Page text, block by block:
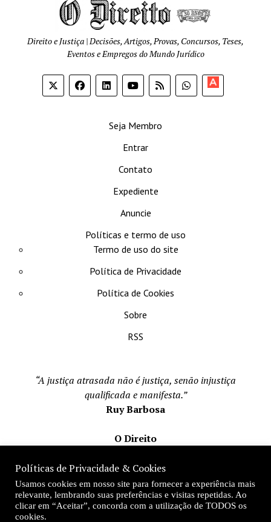
Direito e Justiça | Decisões, Artigos, Provas, Concursos, Teses,
Eventos e Empregos do Mundo Jurídico
Seja Membro
Entrar
Contato
Expediente
Anuncie
Políticas e termo de uso
Termo de uso do site
Política de Privacidade
Política de Cookies
Sobre
RSS
“A justiça atrasada não é justiça, senão injustiça
qualificada e manifesta.”
Ruy Barbosa
O Direito
Mateus Matos
Fundador e Editor-Chefe
Desde 1996
Políticas de Privacidade & Cookies
Usamos cookies em nosso site para fornecer a experiência mais
relevante, lembrando suas preferências e visitas repetidas. Ao
clicar em “Aceitar”, concorda com a utilização de TODOS os
cookies.